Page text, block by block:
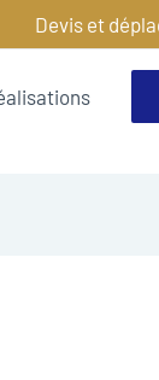
Devis et